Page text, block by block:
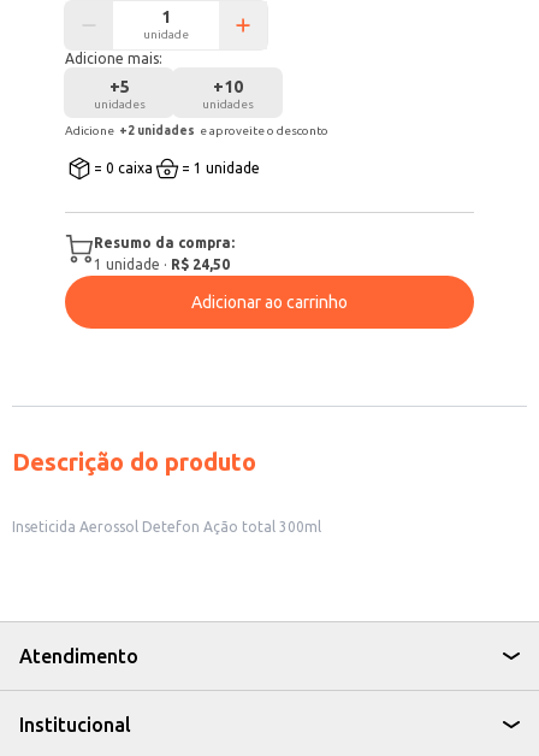
unidade
Adicione mais:
+5
unidades
+10
unidades
Adicione +2 unidades e aproveite o desconto
= 0 caixa = 1 unidade
Resumo da compra:
1 unidade · R$ 24,50
Adicionar ao carrinho
Descrição do produto
Inseticida Aerossol Detefon Ação total 300ml
Atendimento
Institucional